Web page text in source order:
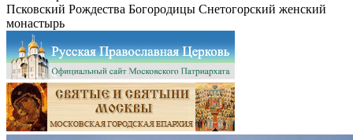
Псковский Рождества Богородицы Снетогорский женский
монастырь